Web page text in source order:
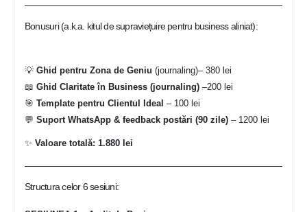
Bonusuri (a.k.a. kitul de supraviețuire pentru business aliniat):
💡 Ghid pentru Zona de Geniu (journaling)– 380 lei
📖 Ghid Claritate în Business (journaling) –200 lei
🎯 Template pentru Clientul Ideal – 100 lei
💬 Suport WhatsApp & feedback postări (90 zile) – 1200 lei
✨ Valoare totală: 1.880 lei
Structura celor 6 sesiuni: